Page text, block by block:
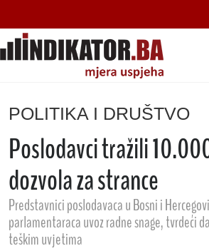
POLITIKA I DRUŠTVO
Poslodavci tražili
dozvola za strance
Predstavnici poslodavaca u Bosni i
parlamentaraca uvoz radne snage, tvrdeći
teškim uvjetima